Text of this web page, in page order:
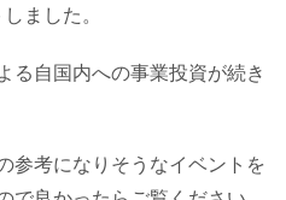
ました。
る自国内への事業投資が続き
参考になりそうなイベントを